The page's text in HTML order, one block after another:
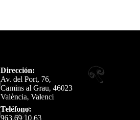
Dirección:
Av. del Port, 76,
Camins al Grau, 46023
València, Valenci
Teléfono:
963 69 10 63